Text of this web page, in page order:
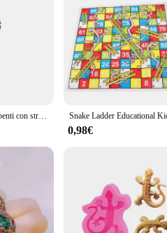
Anelli are designed to resonate
a special piece to your customers,
Spille con fiori e serpenti con strass per donne Spille per piante animali in smalto unisex Evento Zaino per feste Decorazione Accessori per vestiti
0,98€